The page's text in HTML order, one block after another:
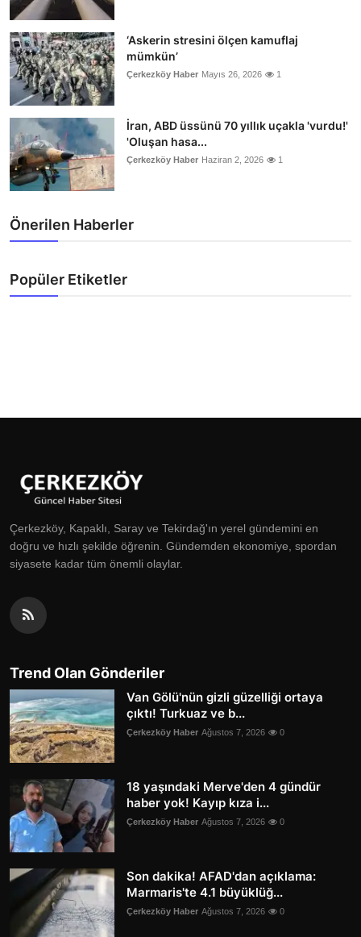
‘Askerin stresini ölçen kamuflaj
mümkün’
Çerkezköy Haber Mayıs 26, 2026 1
İran, ABD üssünü 70 yıllık uçakla 'vurdu!'
'Oluşan hasa...
Çerkezköy Haber Haziran 2, 2026 1
Önerilen Haberler
Popüler Etiketler
Çerkezköy, Kapaklı, Saray ve Tekirdağ'ın yerel gündemini en
doğru ve hızlı şekilde öğrenin. Gündemden ekonomiye, spordan
siyasete kadar tüm önemli olaylar.
Trend Olan Gönderiler
Van Gölü'nün gizli güzelliği ortaya
çıktı! Turkuaz ve b...
Çerkezköy Haber Ağustos 7, 2026 0
18 yaşındaki Merve'den 4 gündür
haber yok! Kayıp kıza i...
Çerkezköy Haber Ağustos 7, 2026 0
Son dakika! AFAD'dan açıklama:
Marmaris'te 4.1 büyüklüğ...
Çerkezköy Haber Ağustos 7, 2026 0